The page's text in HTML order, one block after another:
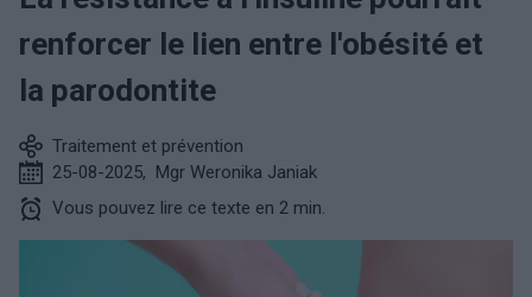
renforcer le lien entre l'obésité et
la parodontite
Traitement et prévention
25-08-2025, Mgr Weronika Janiak
Vous pouvez lire ce texte en 2 min.